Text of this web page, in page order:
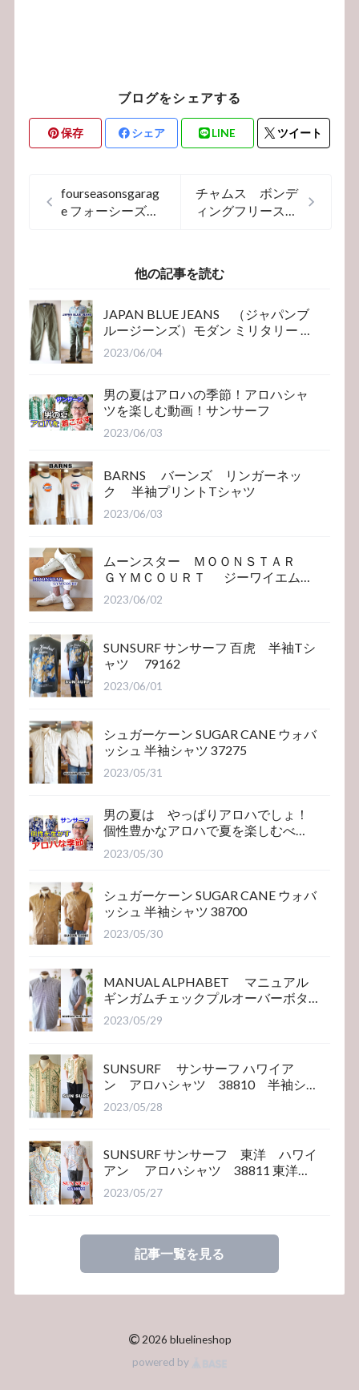
ブログをシェアする
保存 シェア LINE ツイート
fourseasonsgarag
e フォーシーズン
チャムス ボンデ
ィングフリースベ
保温性最高ベスト
他の記事を読む
JAPAN BLUE JEANS （ジャパンブ
ルージーンズ）モダン ミリタリー ベ
イカーパンツ
2023/06/04
男の夏はアロハの季節！アロハシャ
ツを楽しむ動画！サンサーフ
2023/06/03
BARNS バーンズ リンガーネッ
ク 半袖プリントTシャツ
2023/06/03
ムーンスター ＭＯＯＮＳＴＡＲ
ＧＹＭＣＯＵＲＴ ジーワイエム
コート
2023/06/02
SUNSURF サンサーフ 百虎 半袖Tシ
ャツ 79162
2023/06/01
シュガーケーン SUGAR CANE ウォバ
ッシュ 半袖シャツ 37275
2023/05/31
男の夏は やっぱりアロハでしょ！
個性豊かなアロハで夏を楽しむべ
き！サンサーフ
2023/05/30
シュガーケーン SUGAR CANE ウォバ
ッシュ 半袖シャツ 38700
2023/05/30
MANUAL ALPHABET マニュアル
ギンガムチェックプルオーバーボタ
ンダウンシャツ
2023/05/29
SUNSURF サンサーフ ハワイア
ン アロハシャツ 38810 半袖シ
ャツ
2023/05/28
SUNSURF サンサーフ 東洋 ハワイ
アン アロハシャツ 38811 東洋エ
ンタープライズ
2023/05/27
記事一覧を見る
© 2026 bluelineshop
powered by